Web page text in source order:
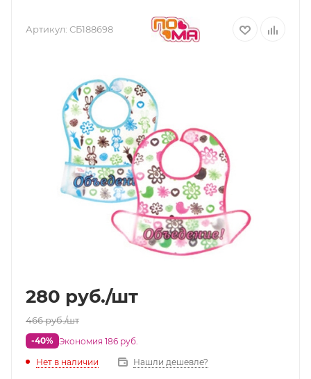
Артикул: СБ188698
280 руб./шт
466руб./шт
-40% Экономия 186 руб.
Нет в наличии
Нашли дешевле?